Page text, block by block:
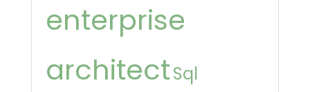
enterprise
architectSql